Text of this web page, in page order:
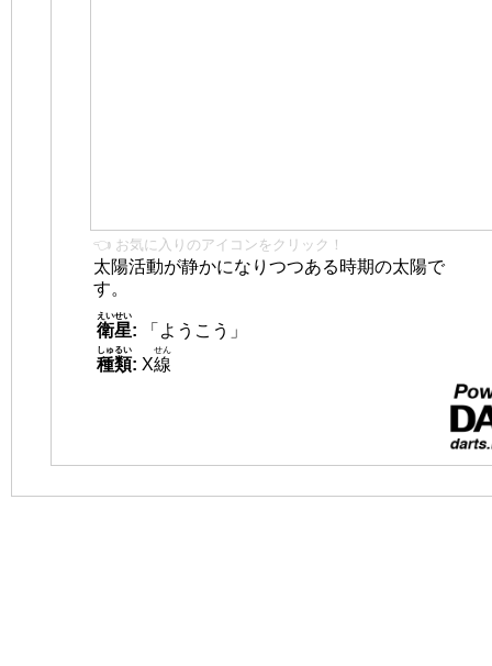
👈 お気に入りのアイコンをクリック！
太陽活動が静かになりつつある時期の太陽で
す。
衛星
えいせい
:
「ようこう」
種類
しゅるい
: X線
せん